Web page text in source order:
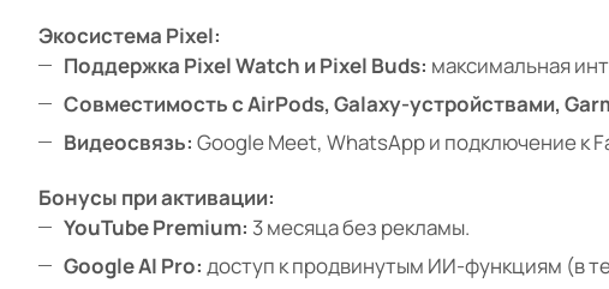
Экосистема Pixel:
Поддержка Pixel Watch и Pixel Buds: максимальная
Совместимость с AirPods, Galaxy-устройствами,
Видеосвязь: Google Meet, WhatsApp и подключение к
Бонусы при активации:
YouTube Premium: 3 месяца без рекламы.
Google AI Pro: доступ к продвинутым ИИ-функциям (в